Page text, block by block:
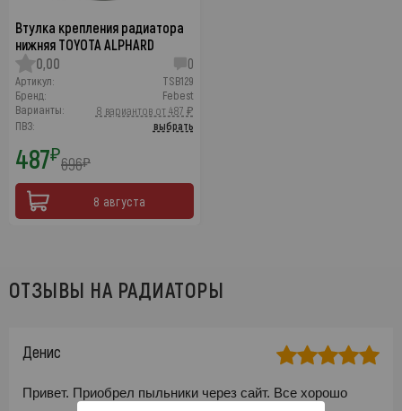
Втулка крепления радиатора
нижняя TOYOTA ALPHARD
0,00
0
Артикул:
TSB129
Бренд:
Febest
Варианты:
8 вариантов от 487 ₽
ПВЗ:
выбрать
487₽696₽
8 августа
ОТЗЫВЫ НА РАДИАТОРЫ
Денис
Привет. Приобрел пыльники через сайт. Все хорошо